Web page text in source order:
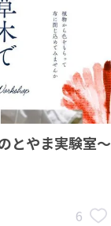
とやま実験室～
6